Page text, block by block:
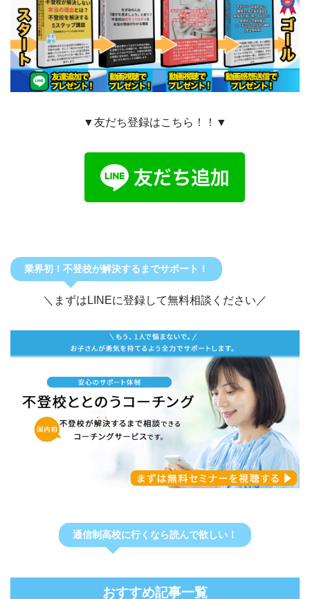
▼友だち登録はこちら！！▼
業界初！不登校が解決するまでサポート！
＼まずはLINEに登録して無料相談ください／
通信制高校に行くなら読んで欲しい！
おすすめ記事一覧